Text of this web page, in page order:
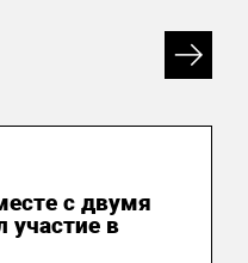
с двумя
участие в